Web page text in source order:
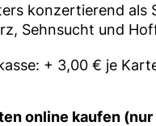
konzertierend als
Sehnsucht und
+ 3,00 € je
online kaufen (nur